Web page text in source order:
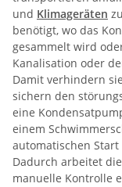
und Klimageräten
benötigt, wo das
gesammelt wird
Kanalisation oder
Damit verhindern
sichern den
eine
einem
automatischen
Dadurch arbeitet
manuelle Kontrolle